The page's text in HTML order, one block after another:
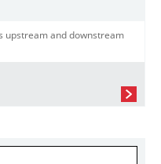
upstream and downstream